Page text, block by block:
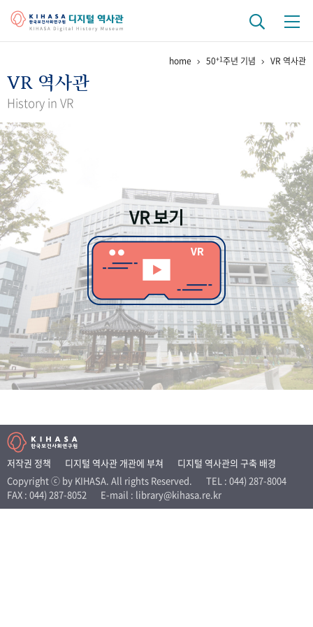
걸어온 길 기관 변천사
연구 역사
정책과 연구
간행물 변천사
기록물 아카이브
사진 아카이브 문서 기록물 행정박물 영상 기록물
50 주년 기념
성과 50선 숫자로 보는 50년 50 +1주년 광장
세계와 함께 한 KIHASA
VR 역사관
home 50+1주년 기념 VR 역사관
VR 역사관
History in VR
VR 보기
저작권 정책 디지털 역사관 개관에 부쳐
디지털 역사관의 구축 배경
Copyright ⓒ by KIHASA. All rights Reserved.
TEL : 044) 287-8004
FAX : 044) 287-8052
E-mail : library@kihasa.re.kr